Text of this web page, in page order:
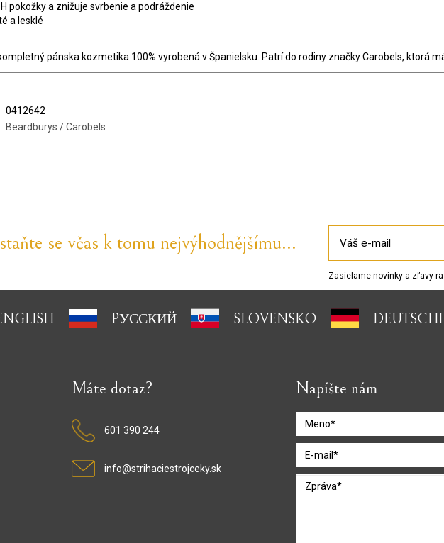
pokožky a znižuje svrbenie a podráždenie
a lesklé
pánska kozmetika 100% vyrobená v Španielsku. Patrí do rodiny značky Carobels, ktorá
0412642
Beardburys / Carobels
se včas k tomu nejvýhodnějšímu...
Zasielame novinky a zľavy
PУССКИЙ SLOVENSKO
Máte dotaz?
601 390 244
info@strihaciestrojceky.sk
Napíšte nám